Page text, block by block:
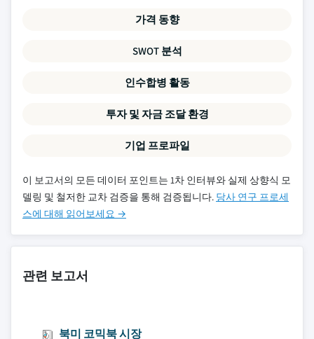
가격 동향
SWOT 분석
인수합병 활동
투자 및 자금 조달 환경
기업 프로파일
이 보고서의 모든 데이터 포인트는 1차 인터뷰와 실제 상향식 모
델링 및 철저한 교차 검증을 통해 검증됩니다. 당사 연구 프로세
스에 대해 읽어보세요 →
관련 보고서
북미 코믹북 시장